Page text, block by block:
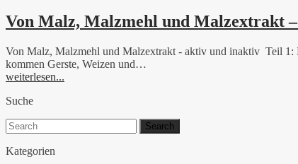
Von Malz, Malzmehl und Malzextrakt
Von Malz, Malzmehl und Malzextrakt - aktiv und inaktiv Teil 1:
kommen Gerste, Weizen und…
weiterlesen...
Suche
Search
for:
Kategorien